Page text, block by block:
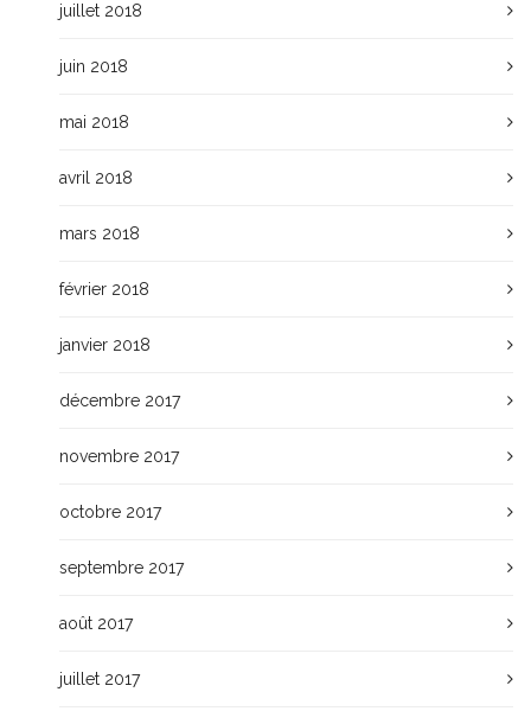
juillet 2018
juin 2018
mai 2018
avril 2018
mars 2018
février 2018
janvier 2018
décembre 2017
novembre 2017
octobre 2017
septembre 2017
août 2017
juillet 2017